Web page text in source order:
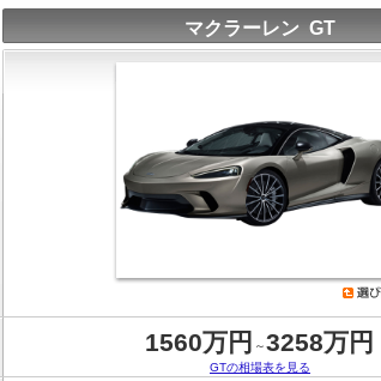
マクラーレン GT
1560万円 ～3258万円
GTの相場表を見る